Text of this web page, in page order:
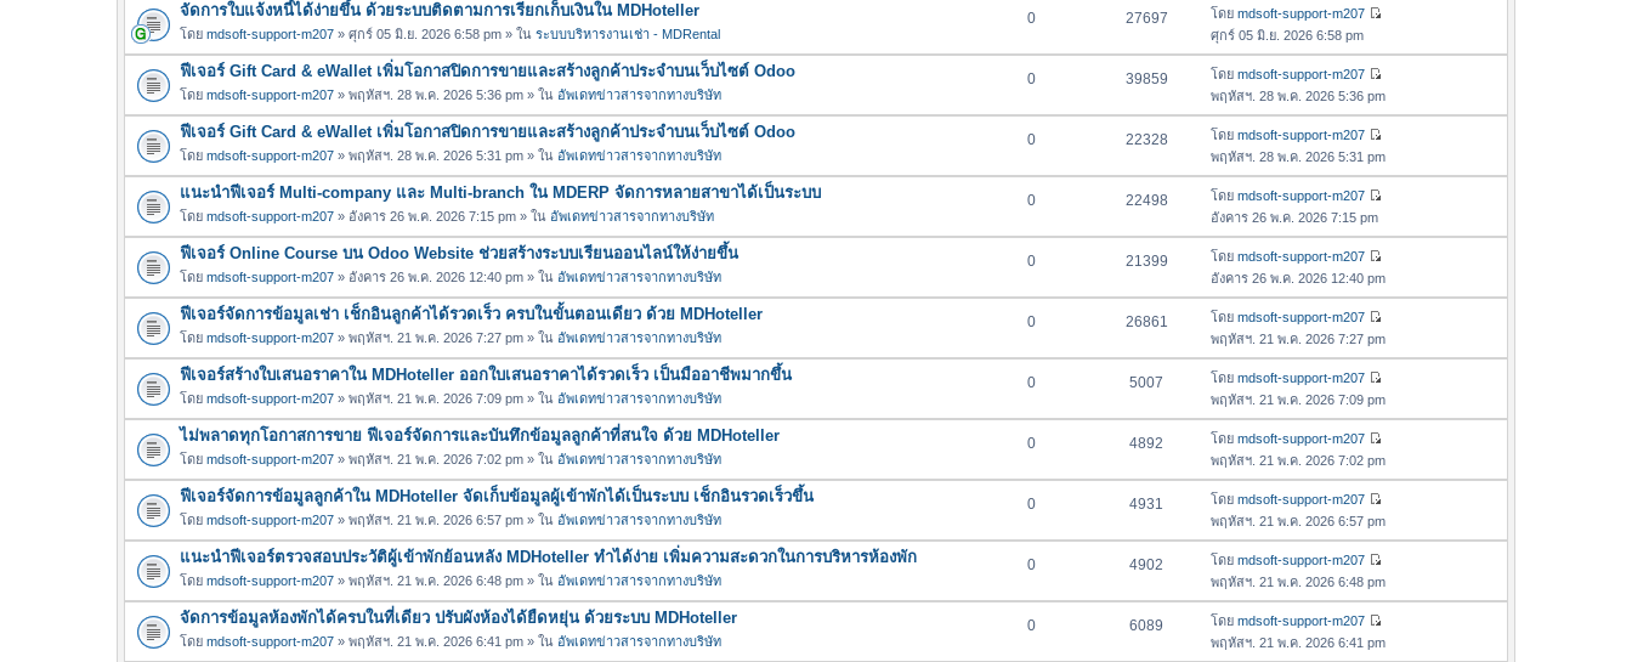
ว
ม
ล่
สุ
จัดการใบแจ้งหนี้ได้ง่ายขึ้น ด้วยระบบติดตามการเรียกเก็บเงินใน MDHoteller
โดย mdsoft-support-m207 » ศุกร์ 05 มิ.ย. 2026 6:58 pm » ใน ระบบบริหารงานเช่า - MDRental
0 27697 โดย mdsoft-support-m207
ข้
ค
ว
ม
ล่
ศุกร์ 05 มิ.ย. 2026 6:58 pm
ฟีเจอร์ Gift Card & eWallet เพิ่มโอกาสปิดการขายและสร้างลูกค้าประจำบนเว็บไซต์ Odoo
โดย mdsoft-support-m207 » พฤหัสฯ. 28 พ.ค. 2026 5:36 pm » ใน อัพเดทข่าวสารจากทางบริษัท
0 39859 โดย mdsoft-support-m207
ข้
ค
ว
ล่
สุ
พฤหัสฯ. 28 พ.ค. 2026 5:36 pm
ฟีเจอร์ Gift Card & eWallet เพิ่มโอกาสปิดการขายและสร้างลูกค้าประจำบนเว็บไซต์ Odoo
โดย mdsoft-support-m207 » พฤหัสฯ. 28 พ.ค. 2026 5:31 pm » ใน อัพเดทข่าวสารจากทางบริษัท
0 22328 โดย mdsoft-support-m207
ข้
ว
ม
ล่
สุ
พฤหัสฯ. 28 พ.ค. 2026 5:31 pm
แนะนำฟีเจอร์ Multi-company และ Multi-branch ใน MDERP จัดการหลายสาขาได้เป็นระบบ
โดย mdsoft-support-m207 » อังคาร 26 พ.ค. 2026 7:15 pm » ใน อัพเดทข่าวสารจากทางบริษัท
0 22498 โดย mdsoft-support-m207
ข้
ค
ว
ม
ล่
สุ
อังคาร 26 พ.ค. 2026 7:15 pm
ฟีเจอร์ Online Course บน Odoo Website ช่วยสร้างระบบเรียนออนไลน์ให้ง่ายขึ้น
โดย mdsoft-support-m207 » อังคาร 26 พ.ค. 2026 12:40 pm » ใน อัพเดทข่าวสารจากทางบริษัท
0 21399 โดย mdsoft-support-m207
ข้
ค
ว
ม
ล่
สุ
อังคาร 26 พ.ค. 2026 12:40 pm
ฟีเจอร์จัดการข้อมูลเช่า เช็กอินลูกค้าได้รวดเร็ว ครบในขั้นตอนเดียว ด้วย MDHoteller
โดย mdsoft-support-m207 » พฤหัสฯ. 21 พ.ค. 2026 7:27 pm » ใน อัพเดทข่าวสารจากทางบริษัท
0 26861 โดย mdsoft-support-m207
ข้
ค
ว
ม
ล่
สุ
พฤหัสฯ. 21 พ.ค. 2026 7:27 pm
ฟีเจอร์สร้างใบเสนอราคาใน MDHoteller ออกใบเสนอราคาได้รวดเร็ว เป็นมืออาชีพมากขึ้น
โดย mdsoft-support-m207 » พฤหัสฯ. 21 พ.ค. 2026 7:09 pm » ใน อัพเดทข่าวสารจากทางบริษัท
0 5007 โดย mdsoft-support-m207
ข้
ค
ว
ม
ล่
สุ
พฤหัสฯ. 21 พ.ค. 2026 7:09 pm
ไม่พลาดทุกโอกาสการขาย ฟีเจอร์จัดการและบันทึกข้อมูลลูกค้าที่สนใจ ด้วย MDHoteller
โดย mdsoft-support-m207 » พฤหัสฯ. 21 พ.ค. 2026 7:02 pm » ใน อัพเดทข่าวสารจากทางบริษัท
0 4892 โดย mdsoft-support-m207
ข้
ค
ว
ม
ล่
สุ
พฤหัสฯ. 21 พ.ค. 2026 7:02 pm
ฟีเจอร์จัดการข้อมูลลูกค้าใน MDHoteller จัดเก็บข้อมูลผู้เข้าพักได้เป็นระบบ เช็กอินรวดเร็วขึ้น
โดย mdsoft-support-m207 » พฤหัสฯ. 21 พ.ค. 2026 6:57 pm » ใน อัพเดทข่าวสารจากทางบริษัท
0 4931 โดย mdsoft-support-m207
ข้
ค
ว
ม
พฤหัสฯ. 21 พ.ค. 2026 6:57 pm
แนะนำฟีเจอร์ตรวจสอบประวัติผู้เข้าพักย้อนหลัง MDHoteller ทำได้ง่าย เพิ่มความสะดวกในการบริหารห้องพัก
โดย mdsoft-support-m207 » พฤหัสฯ. 21 พ.ค. 2026 6:48 pm » ใน อัพเดทข่าวสารจากทางบริษัท
0 4902 โดย mdsoft-support-m207
ข้
ค
พฤหัสฯ. 21 พ.ค. 2026 6:48 pm
จัดการข้อมูลห้องพักได้ครบในที่เดียว ปรับผังห้องได้ยืดหยุ่น ด้วยระบบ MDHoteller
โดย mdsoft-support-m207 » พฤหัสฯ. 21 พ.ค. 2026 6:41 pm » ใน อัพเดทข่าวสารจากทางบริษัท
0 6089 โดย mdsoft-support-m207
ข้
พฤหัสฯ. 21 พ.ค. 2026 6:41 pm